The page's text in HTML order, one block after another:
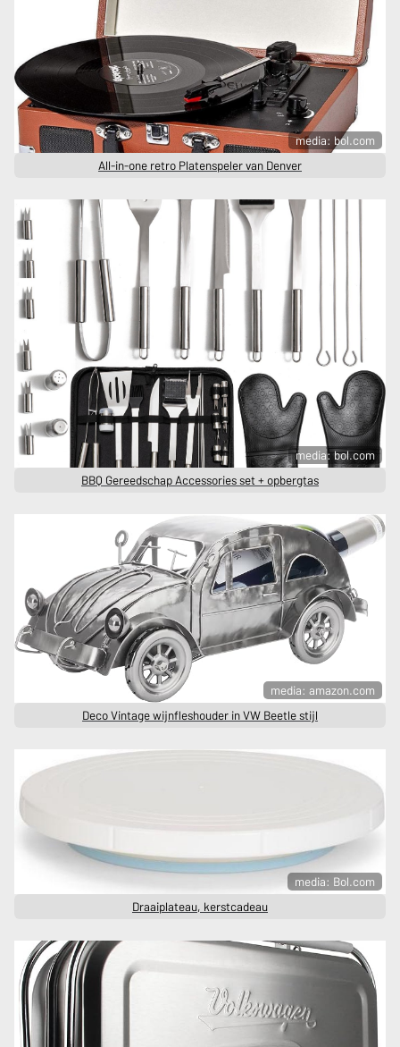
media: bol.com
All-in-one retro Platenspeler van Denver
media: bol.com
BBQ Gereedschap Accessories set + opbergtas
media: amazon.com
Deco Vintage wijnfleshouder in VW Beetle stijl
media: Bol.com
Draaiplateau, kerstcadeau